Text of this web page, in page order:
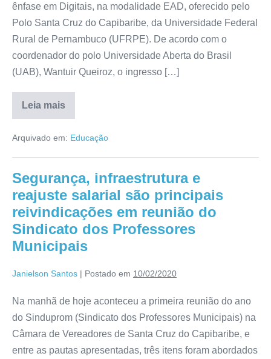
ênfase em Digitais, na modalidade EAD, oferecido pelo
Polo Santa Cruz do Capibaribe, da Universidade Federal
Rural de Pernambuco (UFRPE). De acordo com o
coordenador do polo Universidade Aberta do Brasil
(UAB), Wantuir Queiroz, o ingresso […]
Leia mais
Arquivado em: Educação
Segurança, infraestrutura e
reajuste salarial são principais
reivindicações em reunião do
Sindicato dos Professores
Municipais
Janielson Santos | Postado em 10/02/2020
Na manhã de hoje aconteceu a primeira reunião do ano
do Sinduprom (Sindicato dos Professores Municipais) na
Câmara de Vereadores de Santa Cruz do Capibaribe, e
entre as pautas apresentadas, três itens foram abordados